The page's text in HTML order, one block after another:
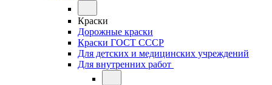
Краски
Дорожные краски
Краски ГОСТ СССР
Для детских и медицинских учреждений
Для внутренних работ